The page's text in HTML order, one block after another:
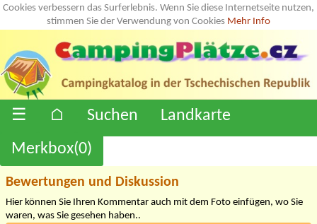
Cookies verbessern das Surferlebnis. Wenn Sie diese Internetseite nutzen,
stimmen Sie der Verwendung von Cookies Mehr Info
☰ ⌂ Suchen
Landkarte
Merkbox(0)
Bewertungen und Diskussion
Hier können Sie Ihren Kommentar auch mit dem Foto einfügen, wo Sie
waren, was Sie gesehen haben..